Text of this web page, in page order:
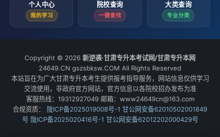
个人中心
我的学习
院校查询
一键查找
大类查询
专业分类
Copyright © 2026 新逆袭·甘肃专升本考试网/甘肃专升本网
24649.CN gszsbksw.COM All Rights Reserved
本站旨在为广大甘肃专升本考生提供报考指导服务，网站信息仅供学习
交流使用，非政府官方网站，官方信息以各院校招办发布为准
客服热线：19312927049 邮箱：www24649cn@163.com
合规资质：
陇ICP备2025019008号-1 甘公网安备62010502001849
号 陇ICP备2025020416号-1 甘公网安备62012202000429号